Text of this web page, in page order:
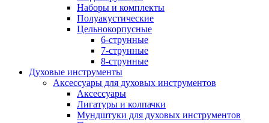
Наборы и комплекты
Полуакустические
Цельнокорпусные
6-струнные
7-струнные
8-струнные
Духовые инструменты
Аксессуары для духовых инструментов
Аксессуары
Лигатуры и колпачки
Мундштуки для духовых инструментов